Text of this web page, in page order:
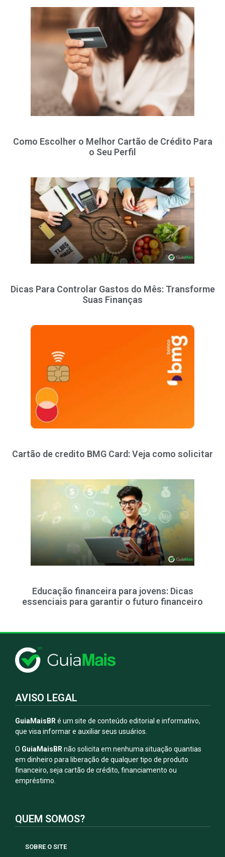
Como Escolher o Melhor Cartão de Crédito Para
o Seu Perfil
Dicas Para Controlar Gastos do Mês: Transforme
Suas Finanças
Cartão de credito BMG Card: Veja como solicitar
Educação financeira para jovens: Dicas
essenciais para garantir o futuro financeiro
AVISO LEGAL
GuiaMaisBR é um site de conteúdo editorial e informativo,
que visa informar e auxiliar seus usuários.
O GuiaMaisBR não solicita em nenhuma situação quantias
em dinheiro para liberação de qualquer tipo de produto
financeiro, seja cartão de crédito, financiamento ou
empréstimo.
QUEM SOMOS?
SOBRE O SITE